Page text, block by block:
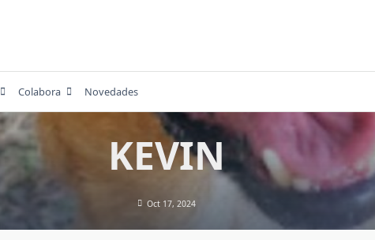
Colabora Novedades
KEVIN
Oct 17, 2024